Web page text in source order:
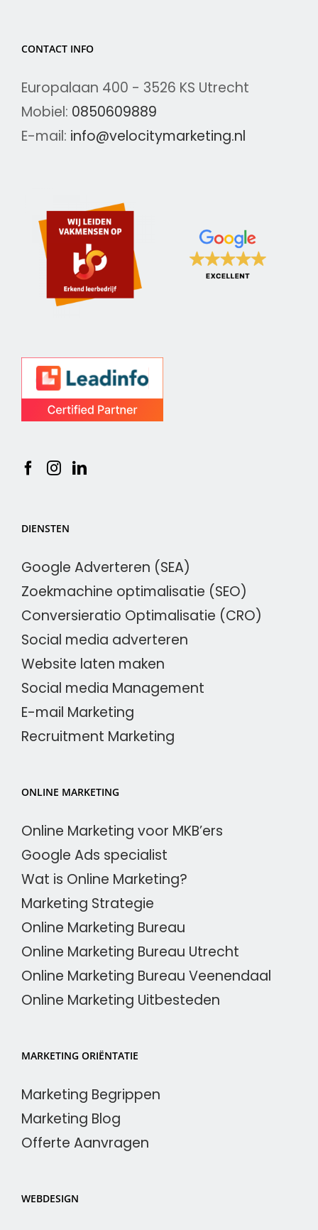
CONTACT INFO
Europalaan 400 - 3526 KS Utrecht
Mobiel: 0850609889
E-mail: info@velocitymarketing.nl
DIENSTEN
Google Adverteren (SEA)
Zoekmachine optimalisatie (SEO)
Conversieratio Optimalisatie (CRO)
Social media adverteren
Website laten maken
Social media Management
E-mail Marketing
Recruitment Marketing
ONLINE MARKETING
Online Marketing voor MKB’ers
Google Ads specialist
Wat is Online Marketing?
Marketing Strategie
Online Marketing Bureau
Online Marketing Bureau Utrecht
Online Marketing Bureau Veenendaal
Online Marketing Uitbesteden
MARKETING ORIËNTATIE
Marketing Begrippen
Marketing Blog
Offerte Aanvragen
WEBDESIGN